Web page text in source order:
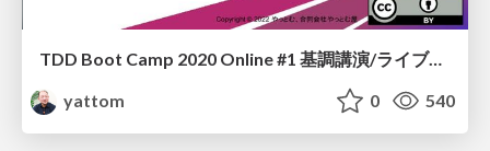
TDD Boot Camp 2020 Online #1 基調講演/ライブコーディング 復習
yattom
0 540